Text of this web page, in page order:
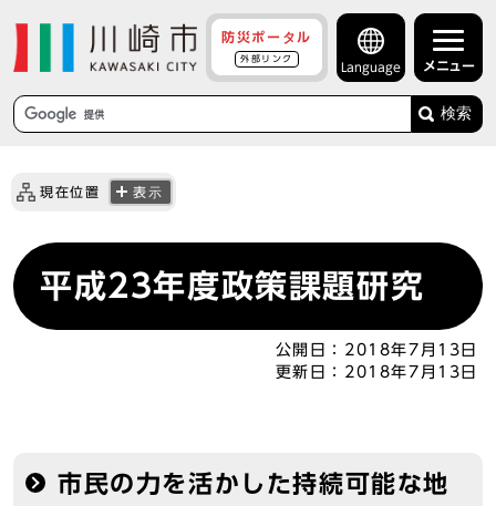
防災ポータル
外部リンク
Language メニュー
検索
現在位置 表示
平成23年度政策課題研究
公開日： 2018年7月13日
更新日： 2018年7月13日
市民の力を活かした持続可能な地